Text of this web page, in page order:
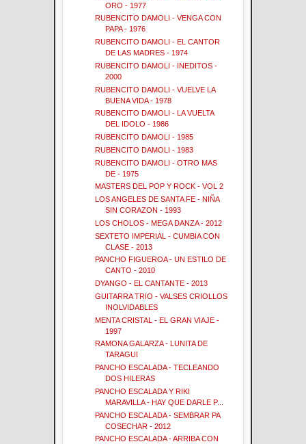
ORO - 1977
RUBENCITO DAMOLI - VENGA CON
PAPA - 1976
RUBENCITO DAMOLI - EL CANTOR
DE LAS MADRES - 1974
RUBENCITO DAMOLI - INEDITOS -
2000
RUBENCITO DAMOLI - VUELVE LA
BUENA VIDA - 1978
RUBENCITO DAMOLI - LA VUELTA
DEL IDOLO - 1986
RUBENCITO DAMOLI - 1985
RUBENCITO DAMOLI - 1983
RUBENCITO DAMOLI - OTRO MAS
DE - 1975
MASTERS DEL POP Y ROCK - VOL 2
LOS ANGELES DE SANTA FE - NIÑA
SIN CORAZON - 1993
LOS CHOLOS - MEGA DANZA - 2012
SEXTETO IMPERIAL - CUMBIA CON
CLASE - 2013
PANCHO FIGUEROA - UN ESTILO DE
CANTO - 2010
DYANGO - EL CANTANTE - 2013
GUITARRA TRIO - VALSES CRIOLLOS
INOLVIDABLES
MENTA CRISTAL - EL GRAN VIAJE -
1997
RAMONA GALARZA - LUNITA DE
TARAGUI
PANCHO ESCALADA - TECLEANDO
DOS HILERAS
PANCHO ESCALADA Y RIKI
MARAVILLA - HAY QUE DARLE P...
PANCHO ESCALADA - SEMBRAR PA
COSECHAR - 2012
PANCHO ESCALADA - ARRIBA CON